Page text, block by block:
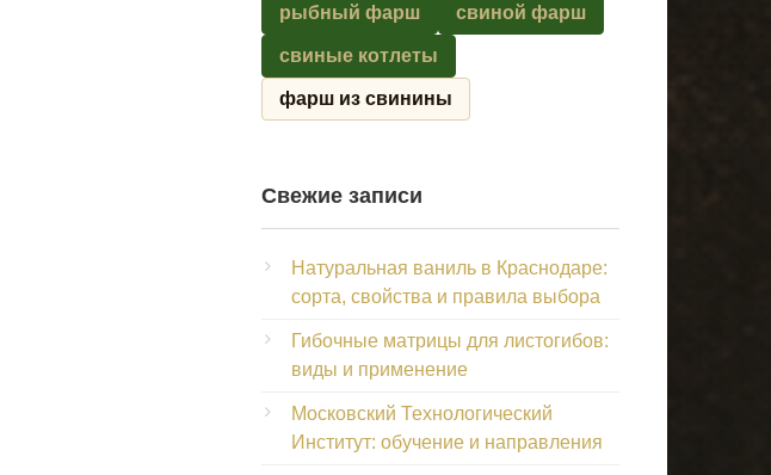
рыбный фарш свиной фарш
свиные котлеты
фарш из свинины
Свежие записи
Натуральная ваниль в Краснодаре:
сорта, свойства и правила выбора
Гибочные матрицы для листогибов:
виды и применение
Московский Технологический
Институт: обучение и направления